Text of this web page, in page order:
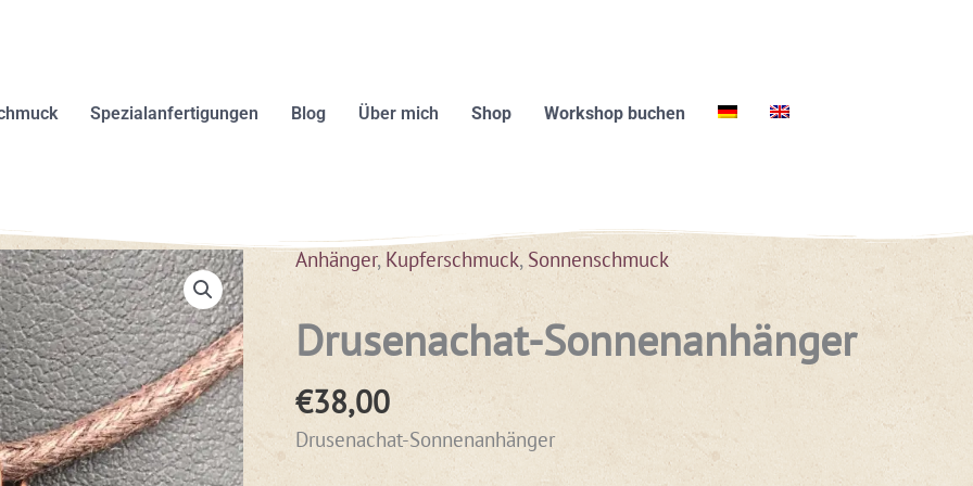
Spezialanfertigungen Blog Über mich Shop Workshop buchen
Anhänger, Kupferschmuck, Sonnenschmuck
Drusenachat-Sonnenanhänger
€38,00
Drusenachat-Sonnenanhänger